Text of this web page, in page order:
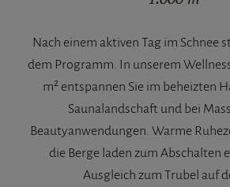
Nach einem aktiven Tag im Schnee
dem Programm. In unserem
m² entspannen Sie im beheizten
Saunalandschaft und bei
Beautyanwendungen. Warme
die Berge laden zum Abschalten
Ausgleich zum Trubel auf